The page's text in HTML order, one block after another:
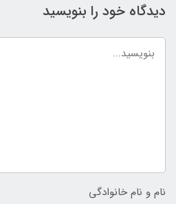
دیدگاه خود را بنویسید
نام و نام خانوادگی